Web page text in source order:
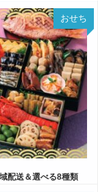
おせち
配送＆選べる8種類